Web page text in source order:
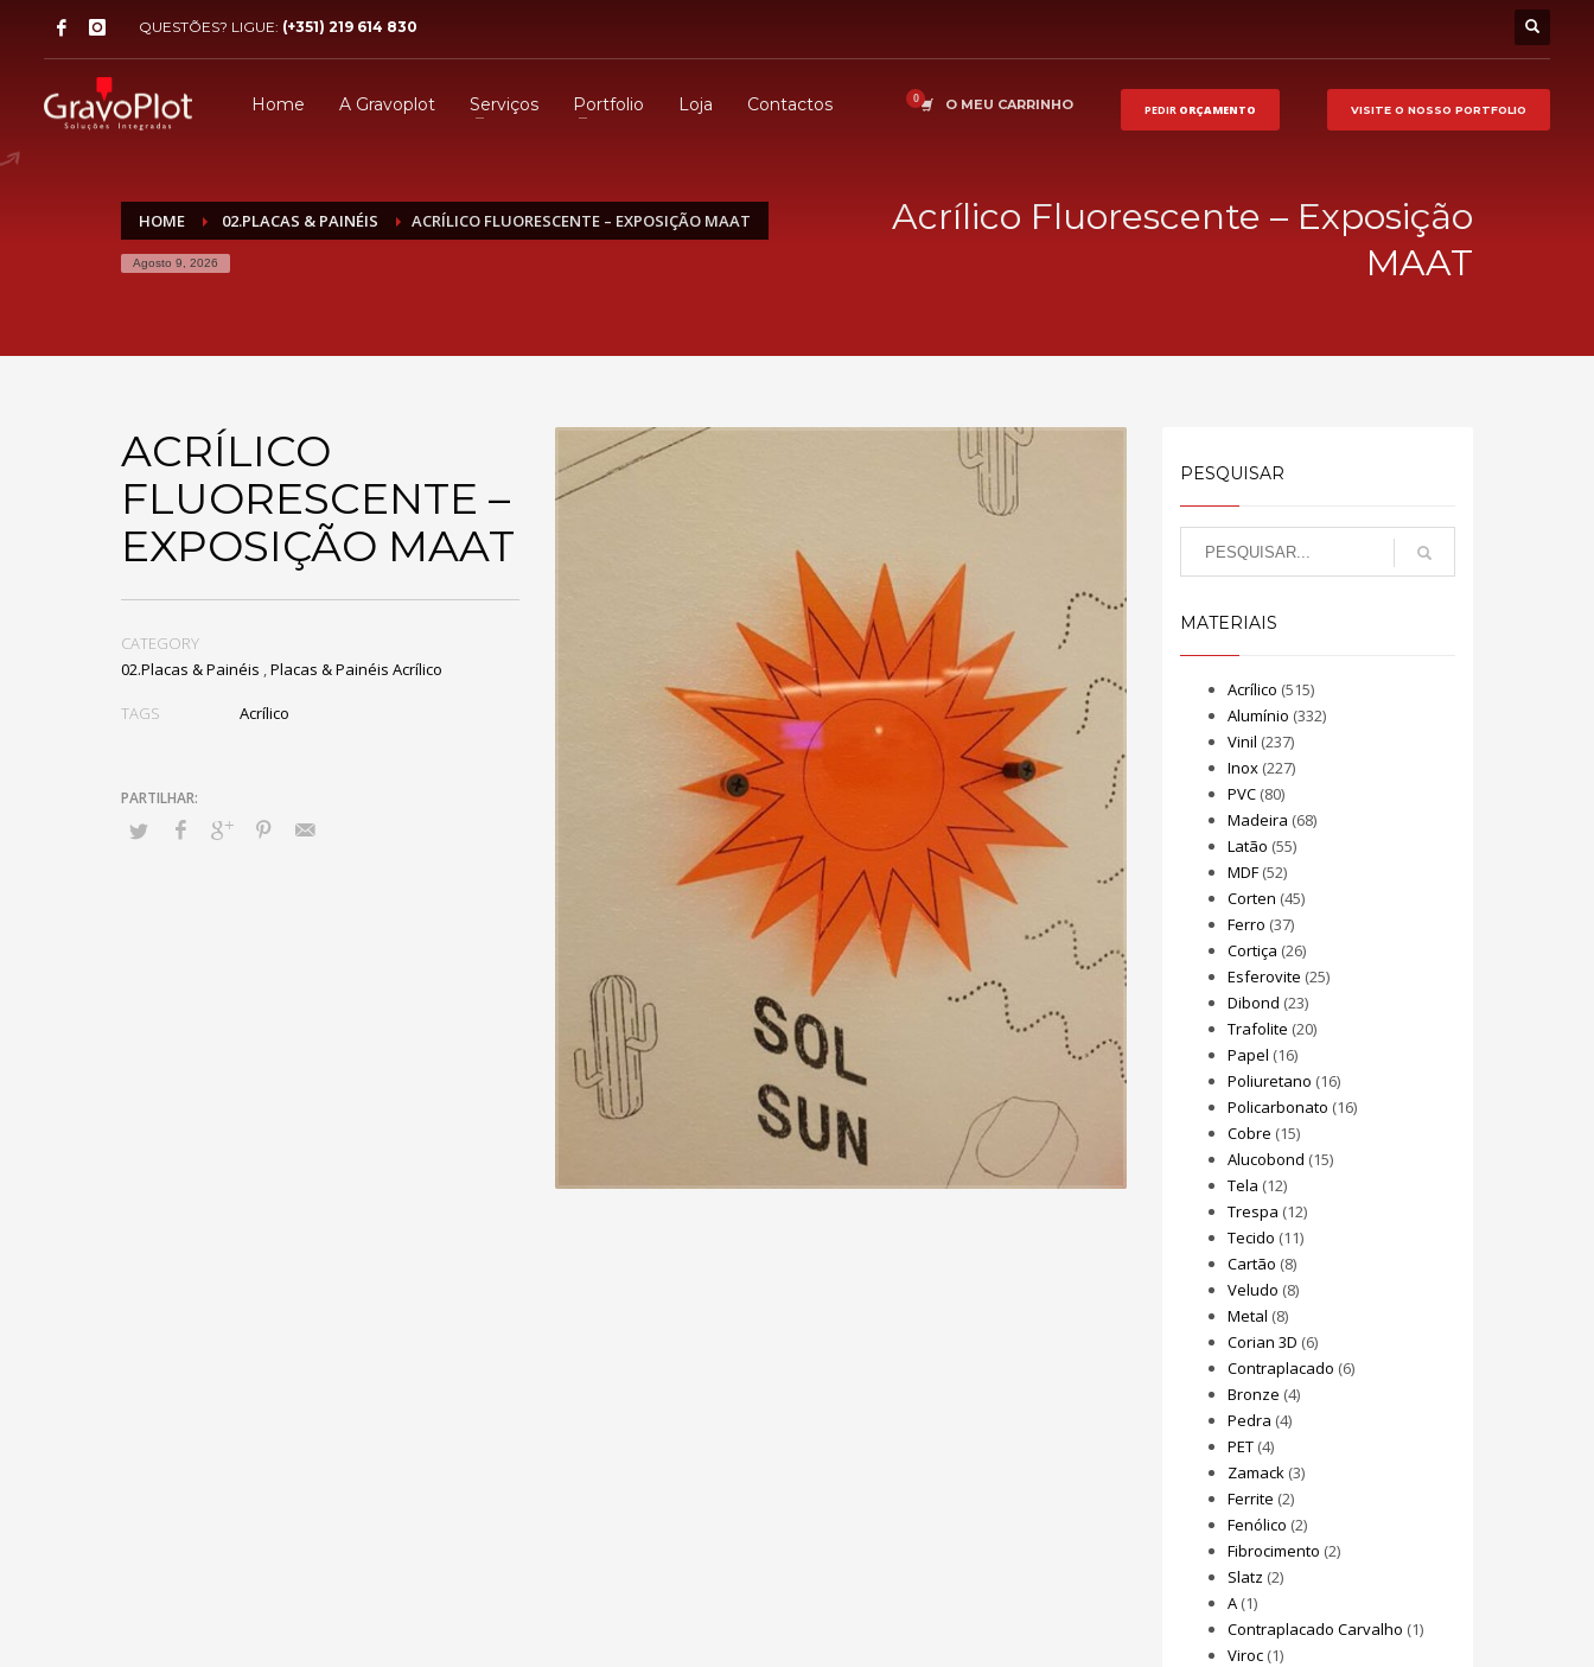
QUESTÕES? LIGUE: (+351) 219 614 830
Home A Gravoplot Serviços Portfolio Loja Contactos O MEU CARRINHO PEDIR ORÇAMENTO VISITE O NOSSO PORTFOLIO
HOME 02.PLACAS & PAINÉIS ACRÍLICO FLUORESCENTE – EXPOSIÇÃO MAAT
Agosto 9, 2026
Acrílico Fluorescente – Exposição
MAAT
ACRÍLICO
FLUORESCENTE –
EXPOSIÇÃO MAAT
CATEGORY
02.Placas & Painéis ,Placas & Painéis Acrílico
TAGS Acrílico
PESQUISAR
MATERIAIS
Acrílico (515)
Alumínio (332)
Vinil (237)
Inox(227)
PVC(80)
Madeira (68)
Latão (55)
MDF(52)
Corten (45)
Ferro (37)
Cortiça (26)
Esferovite (25)
Dibond (23)
Trafolite (20)
Papel (16)
Poliuretano (16)
Policarbonato (16)
Cobre (15)
Alucobond (15)
Tela (12)
Trespa (12)
Tecido (11)
Cartão (8)
Veludo (8)
Metal (8)
Corian 3D (6)
Contraplacado (6)
Bronze (4)
Pedra (4)
PET(4)
Zamack(3)
Ferrite (2)
Fenólico (2)
Fibrocimento (2)
Slatz (2)
A(1)
Contraplacado Carvalho (1)
Viroc(1)